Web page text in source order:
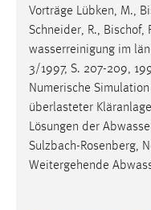
Vorträge Lübken, M.,
Schneider, R.,
was­ser­reinigung im
3/1997, S. 207-209,
Numerische
überlasteter
Lösungen der
Sulzbach-Rosenberg,
Weitergehende